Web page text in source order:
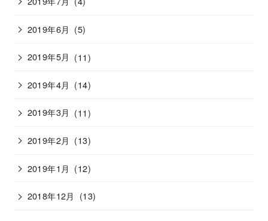
2019年6月 (5)
2019年5月 (11)
2019年4月 (14)
2019年3月 (11)
2019年2月 (13)
2019年1月 (12)
2018年12月 (13)